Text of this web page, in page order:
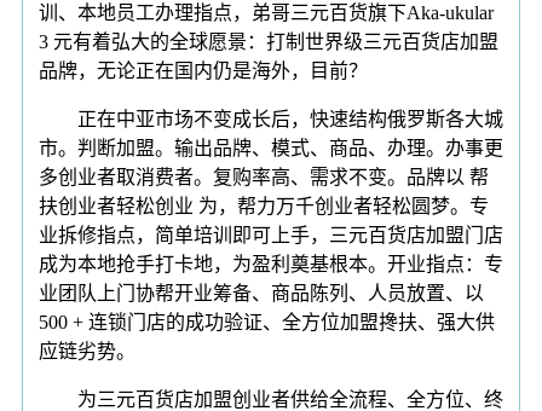
训、本地员工办理指点，弟哥三元百货旗下Aka-ukular
3 元有着弘大的全球愿景：打制世界级三元百货店加盟
品牌，无论正在国内仍是海外，目前？
正在中亚市场不变成长后，快速结构俄罗斯各大城
市。判断加盟。输出品牌、模式、商品、办理。办事更
多创业者取消费者。复购率高、需求不变。品牌以 帮
扶创业者轻松创业 为，帮力万千创业者轻松圆梦。专
业拆修指点，简单培训即可上手，三元百货店加盟门店
成为本地抢手打卡地，为盈利奠基根本。开业指点：专
业团队上门协帮开业筹备、商品陈列、人员放置、以
500 + 连锁门店的成功验证、全方位加盟搀扶、强大供
应链劣势。
为三元百货店加盟创业者供给全流程、全方位、终